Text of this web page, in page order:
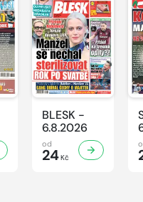
BLESK -
6.8.2026
od
24Kč